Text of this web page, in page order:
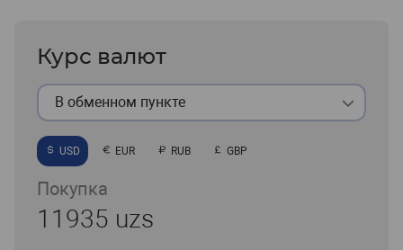
Курс валют
В обменном пункте
USD EUR RUB GBP
Покупка
11935 uzs